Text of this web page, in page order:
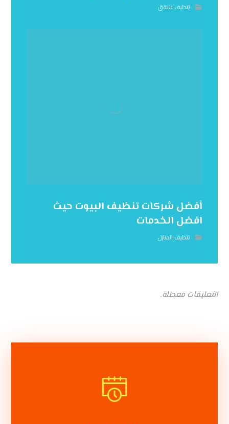
تنظيف شقق
أفضل شركات تنظيف البيوت حيث
افضل الخدمات
تنظيف المنازل
التعليقات معطلة.